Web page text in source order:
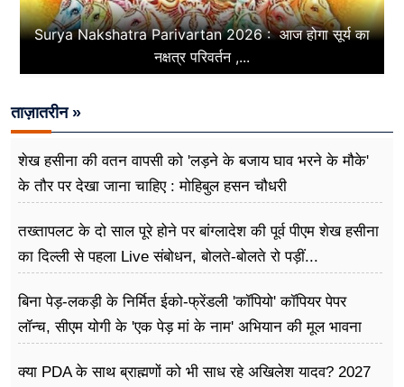
Surya Nakshatra Parivartan 2026 : आज होगा सूर्य का
नक्षत्र परिवर्तन ,...
ताज़ातरीन »
शेख हसीना की वतन वापसी को 'लड़ने के बजाय घाव भरने के मौके'
के तौर पर देखा जाना चाहिए : मोहिबुल हसन चौधरी
तख्तापलट के दो साल पूरे होने पर बांग्लादेश की पूर्व पीएम शेख हसीना
का दिल्ली से पहला Live संबोधन, बोलते-बोलते रो पड़ीं...
बिना पेड़-लकड़ी के निर्मित ईको-फ्रेंडली 'कॉपियो' कॉपियर पेपर
लॉन्च, सीएम योगी के 'एक पेड़ मां के नाम' अभियान की मूल भावना
क्या PDA के साथ ब्राह्मणों को भी साध रहे अखिलेश यादव? 2027